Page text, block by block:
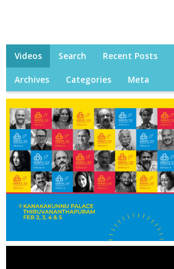
Videos Search Recent Posts
Archives Categories Meta